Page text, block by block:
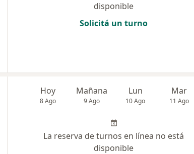
disponible
Solicitá un turno
Hoy
8 Ago
Mañana
9 Ago
Lun
10 Ago
Mar
11 Ago
La reserva de turnos en línea no está
disponible